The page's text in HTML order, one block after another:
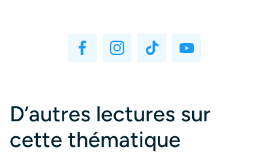
D’autres lectures sur
cette thématique